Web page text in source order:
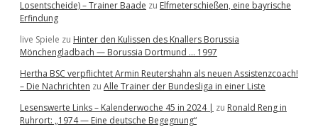
Losentscheide) – Trainer Baade zu Elfmeterschießen, eine bayrische
Erfindung
live Spiele zu Hinter den Kulissen des Knallers Borussia
Mönchengladbach — Borussia Dortmund … 1997
Hertha BSC verpflichtet Armin Reutershahn als neuen Assistenzcoach!
– Die Nachrichten zu Alle Trainer der Bundesliga in einer Liste
Lesenswerte Links – Kalenderwoche 45 in 2024 | zu Ronald Reng in
Ruhrort: „1974 — Eine deutsche Begegnung“